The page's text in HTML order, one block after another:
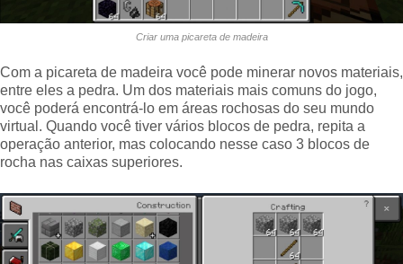
Criar uma picareta de madeira
Com a picareta de madeira você pode minerar novos materiais,
entre eles a pedra. Um dos materiais mais comuns do jogo,
você poderá encontrá-lo em áreas rochosas do seu mundo
virtual. Quando você tiver vários blocos de pedra, repita a
operação anterior, mas colocando nesse caso 3 blocos de
rocha nas caixas superiores.